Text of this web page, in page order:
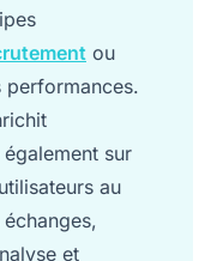
sur
au
et
Ringover,
!